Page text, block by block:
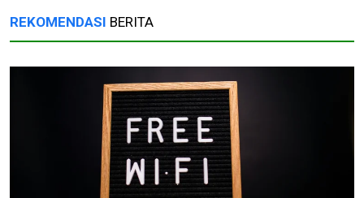
REKOMENDASI BERITA